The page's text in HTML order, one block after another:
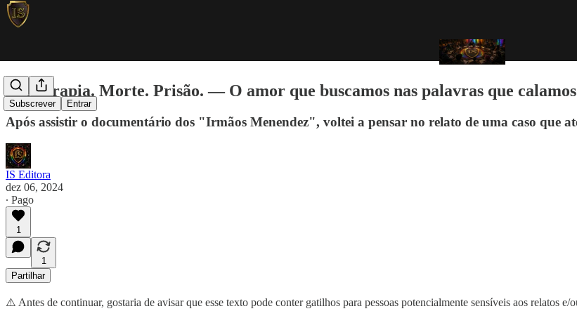
Subscrever Entrar
#11 Terapia. Morte. Prisão. — O amor que buscamos nas palavras que calamos
Após assistir o documentário dos "Irmãos Menendez", voltei a pensar no relato de uma caso que
IS Editora
dez 06, 2024
∙ Pago
1
1
Partilhar
⚠️ Antes de continuar, gostaria de avisar que esse texto pode conter gatilhos para pessoas potencialmente sensíveis aos relatos e/